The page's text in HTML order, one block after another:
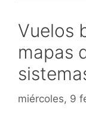
Vuelos
mapas
miércoles, 9